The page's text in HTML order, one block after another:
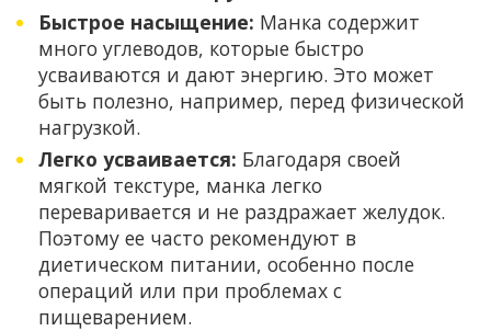
Быстрое насыщение: Манка содержит
много углеводов, которые быстро
усваиваются и дают энергию. Это может
быть полезно, например, перед физической
нагрузкой.
Легко усваивается: Благодаря своей
мягкой текстуре, манка легко
переваривается и не раздражает желудок.
Поэтому ее часто рекомендуют в
диетическом питании, особенно после
операций или при проблемах с
пищеварением.